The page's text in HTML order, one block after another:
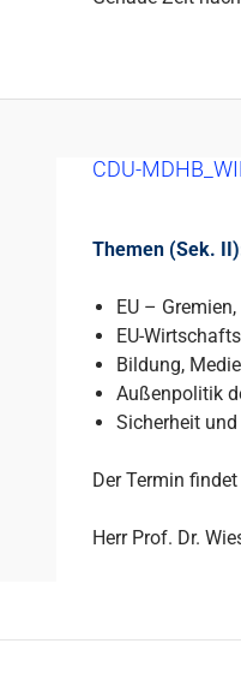
CDU-
Themen (Sek.
EU –
EU-
Bildung,
Außenpolitik
Sicherheit
Der Termin
Herr Prof. Dr.